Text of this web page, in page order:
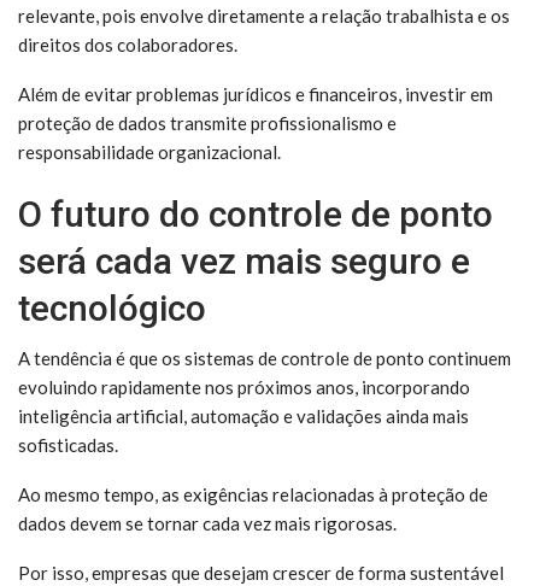
relevante, pois envolve diretamente a relação trabalhista e os
direitos dos colaboradores.
Além de evitar problemas jurídicos e financeiros, investir em
proteção de dados transmite profissionalismo e
responsabilidade organizacional.
O futuro do controle de ponto
será cada vez mais seguro e
tecnológico
A tendência é que os sistemas de controle de ponto continuem
evoluindo rapidamente nos próximos anos, incorporando
inteligência artificial, automação e validações ainda mais
sofisticadas.
Ao mesmo tempo, as exigências relacionadas à proteção de
dados devem se tornar cada vez mais rigorosas.
Por isso, empresas que desejam crescer de forma sustentável